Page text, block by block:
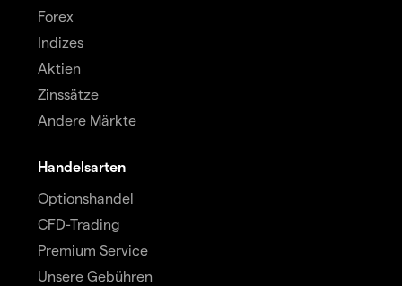
Forex
Indizes
Aktien
Zinssätze
Andere Märkte
Handelsarten
Optionshandel
CFD-Trading
Premium Service
Unsere Gebühren